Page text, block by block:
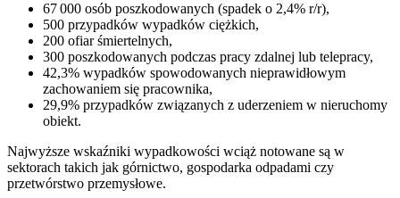
67 000 osób poszkodowanych (spadek o 2,4% r/r),
500 przypadków wypadków ciężkich,
200 ofiar śmiertelnych,
300 poszkodowanych podczas pracy zdalnej lub telepracy,
42,3% wypadków spowodowanych nieprawidłowym
zachowaniem się pracownika,
29,9% przypadków związanych z uderzeniem w nieruchomy
obiekt.
Najwyższe wskaźniki wypadkowości wciąż notowane są w
sektorach takich jak górnictwo, gospodarka odpadami czy
przetwórstwo przemysłowe.